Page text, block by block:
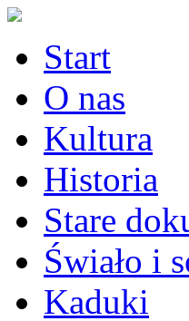
Start
O nas
Kultura
Historia
Stare
Świało i
Kaduki